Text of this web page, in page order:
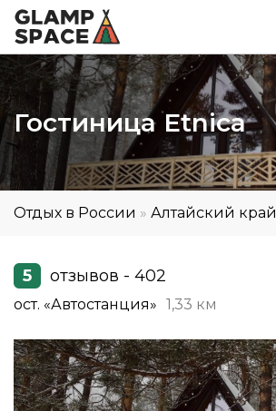
Гостиница Etnica
Отдых в России » Алтайский край
5 отзывов - 402
ост. «Автостанция» 1,33 км